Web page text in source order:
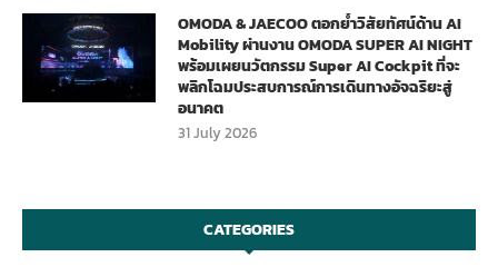
OMODA & JAECOO ตอกย้ำวิสัยทัศน์ด้าน AI
Mobility ผ่านงาน OMODA SUPER AI NIGHT
พร้อมเผยนวัตกรรม Super AI Cockpit ที่จะ
พลิกโฉมประสบการณ์การเดินทางอัจฉริยะสู่
อนาคต
31 July 2026
CATEGORIES